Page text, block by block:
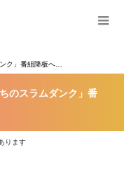
ク」番組降板へ…
のスラムダンク」番
ります